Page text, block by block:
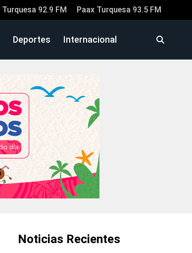
Turquesa 92.9 FM Paax Turquesa 93.5 FM
Deportes Internacional
Noticias Recientes